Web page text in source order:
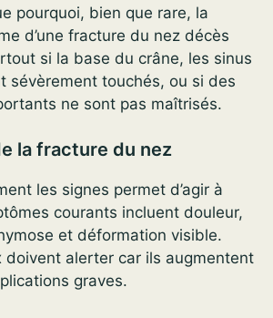
pourquoi, bien que rare, la
d’une fracture du nez décès
si la base du crâne, les sinus
sévèrement touchés, ou si des
ne sont pas maîtrisés.
la fracture du nez
les signes permet d’agir à
courants incluent douleur,
et déformation visible.
doivent alerter car ils augmentent
graves.